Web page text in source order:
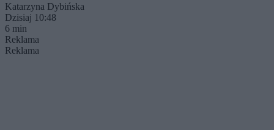
Katarzyna Dybińska
Dzisiaj 10:48
6 min
Reklama
Reklama